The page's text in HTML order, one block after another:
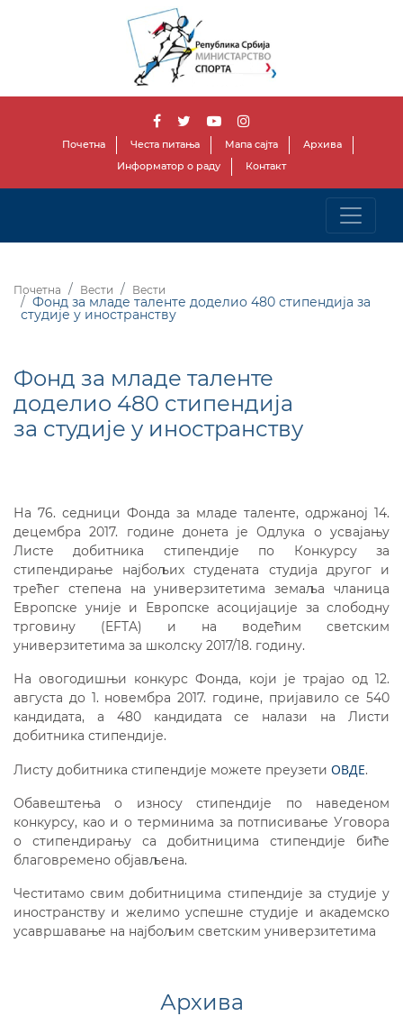
Почетна Честа питања Мапа сајта
Архива
Информатор о раду
Контакт
Почетна Вести Вести
Фонд за младе таленте доделио 480 стипендија за
студије у иностранству
Фонд за младе таленте
доделио 480 стипендија
за студије у иностранству
На 76. седници Фонда за младе таленте, одржаној 14.
децембра 2017. године донета је Одлука о усвајању
Листе добитника стипендије по Конкурсу за
стипендирање најбољих студената студија другог и
трећег степена на универзитетима земаља чланица
Европске уније и Европске асоцијације за слободну
трговину (EFTA) и на водећим светским
универзитетима за школску 2017/18. годину.
На овогодишњи конкурс Фонда, који је трајао од 12.
августа до 1. новембра 2017. године, пријавило се 540
кандидата, а 480 кандидата се налази на Листи
добитника стипендије.
Листу добитника стипендије можете преузети ОВДЕ.
Обавештења о износу стипендије по наведеном
конкурсу, као и о терминима за потписивање Уговора
о стипендирању са добитницима стипендије биће
благовремено објављена.
Честитамо свим добитницима стипендије за студије у
иностранству и желимо успешне студије и академско
усавршавање на најбољим светским универзитетима
Архива